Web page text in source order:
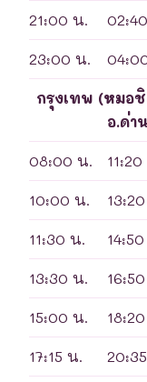
21:00 น. 02:40
23:00 น.
กรุงเทพ (หมอ
อ.ด่า
08:00 น. 11:20
10:00 น. 13:20
11:30 น. 14:50
13:30 น. 16:50
15:00 น. 18:20
17:15 น. 20:35